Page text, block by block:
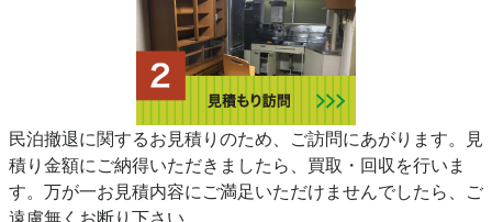
民泊撤退に関するお見積りのため、ご訪問にあがります。見
積り金額にご納得いただきましたら、買取・回収を行いま
す。万が一お見積内容にご満足いただけませんでしたら、ご
遠慮無くお断り下さい。